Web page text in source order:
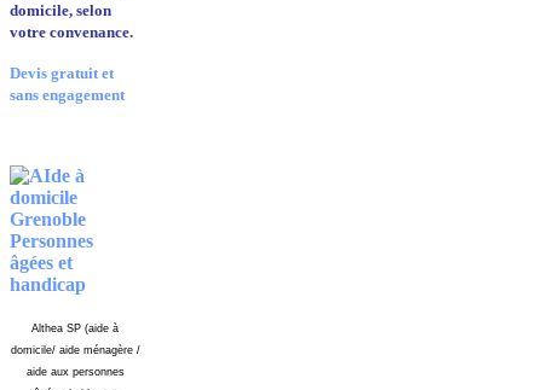
domicile, selon
votre convenance.
Devis gratuit et
sans engagement
Althea SP (aide à
domicile/ aide ménagère /
aide aux personnes